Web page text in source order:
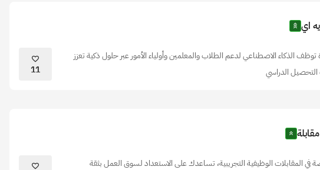
اي
توظف الذكاء الاصطناعي لدعم الطلاب والمعلمين وأولياء الأمور عبر حلول ذكية تعزز
الدراسي
11
المقابلات الوظيفية التجريبية، تساعدك على الاستعداد لسوق العمل بثقة